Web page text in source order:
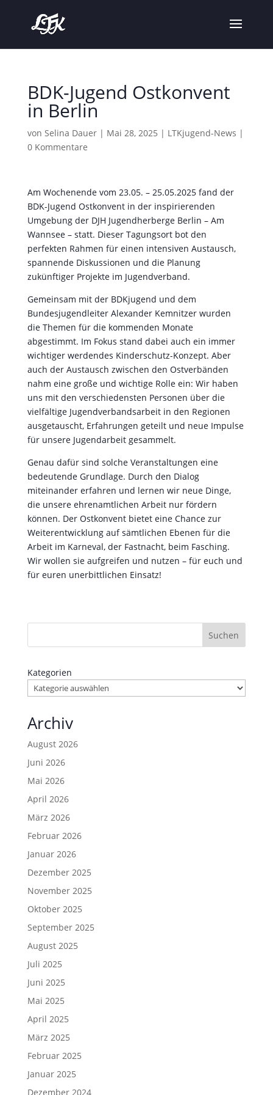
BDK-Jugend Ostkonvent
in Berlin
von Selina Dauer| Mai 28, 2025 | LTKjugend-News |
0 Kommentare
Am Wochenende vom 23.05. – 25.05.2025 fand der
BDK-Jugend Ostkonvent in der inspirierenden
Umgebung der DJH Jugendherberge Berlin – Am
Wannsee – statt. Dieser Tagungsort bot den
perfekten Rahmen für einen intensiven Austausch,
spannende Diskussionen und die Planung
zukünftiger Projekte im Jugendverband.
Gemeinsam mit der BDKjugend und dem
Bundesjugendleiter Alexander Kemnitzer wurden
die Themen für die kommenden Monate
abgestimmt. Im Fokus stand dabei auch ein immer
wichtiger werdendes Kinderschutz-Konzept. Aber
auch der Austausch zwischen den Ostverbänden
nahm eine große und wichtige Rolle ein: Wir haben
uns mit den verschiedensten Personen über die
vielfältige Jugendverbandsarbeit in den Regionen
ausgetauscht, Erfahrungen geteilt und neue Impulse
für unsere Jugendarbeit gesammelt.
Genau dafür sind solche Veranstaltungen eine
bedeutende Grundlage. Durch den Dialog
miteinander erfahren und lernen wir neue Dinge,
die unsere ehrenamtlichen Arbeit nur fördern
können. Der Ostkonvent bietet eine Chance zur
Weiterentwicklung auf sämtlichen Ebenen für die
Arbeit im Karneval, der Fastnacht, beim Fasching.
Wir wollen sie aufgreifen und nutzen – für euch und
für euren unerbittlichen Einsatz!
Suchen
Kategorien
Archiv
August 2026
Juni 2026
Mai 2026
April 2026
März 2026
Februar 2026
Januar 2026
Dezember 2025
November 2025
Oktober 2025
September 2025
August 2025
Juli 2025
Juni 2025
Mai 2025
April 2025
März 2025
Februar 2025
Januar 2025
Dezember 2024